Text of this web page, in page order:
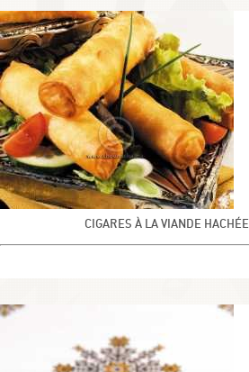
CIGARES À LA VIANDE HACHÉE